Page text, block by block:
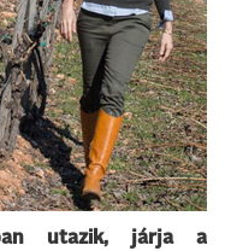
utazik, járja a